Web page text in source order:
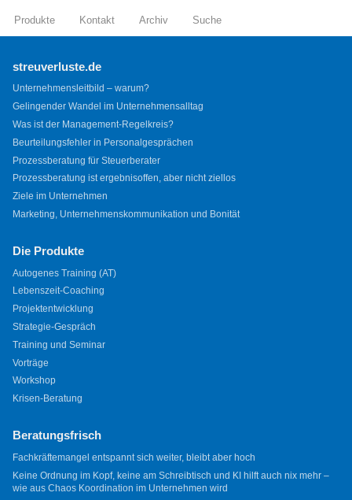
Produkte Kontakt Archiv Suche
streuverluste.de
Unternehmensleitbild – warum?
Gelingender Wandel im Unternehmensalltag
Was ist der Management-Regelkreis?
Beurteilungsfehler in Personalgesprächen
Prozessberatung für Steuerberater
Prozessberatung ist ergebnisoffen, aber nicht ziellos
Ziele im Unternehmen
Marketing, Unternehmenskommunikation und Bonität
Die Produkte
Autogenes Training (AT)
Lebenszeit-Coaching
Projektentwicklung
Strategie-Gespräch
Training und Seminar
Vorträge
Workshop
Krisen-Beratung
Beratungsfrisch
Fachkräftemangel entspannt sich weiter, bleibt aber hoch
Keine Ordnung im Kopf, keine am Schreibtisch und KI hilft auch nix mehr –
wie aus Chaos Koordination im Unternehmen wird